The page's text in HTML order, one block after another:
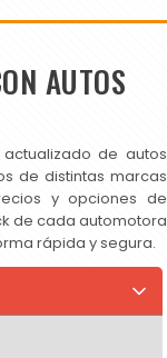
AUTOS
de autos
de distintas marcas
y opciones de
de cada automotora
rápida y segura.